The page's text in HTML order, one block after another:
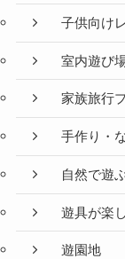
子供向け
室内遊び
家族旅行
手作り・
自然で遊
遊具が楽
遊園地